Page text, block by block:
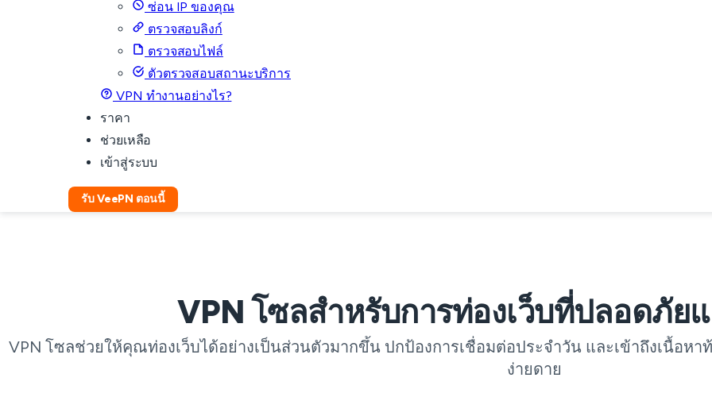
ซ่อน IP ของคุณ
ตรวจสอบลิงก์
ตรวจสอบไฟล์
ตัวตรวจสอบสถานะบริการ
VPN ทำงานอย่างไร?
ราคา
ช่วยเหลือ
เข้าสู่ระบบ
รับ VeePN ตอนนี้
VPN โซลสำหรับการท่องเว็บที่ปลอดภัย
VPN โซลช่วยให้คุณท่องเว็บได้อย่างเป็นส่วนตัวมากขึ้น ปกป้องการเชื่อมต่อประจำวัน และเข้าถึงเนื้อหา
ง่ายดาย